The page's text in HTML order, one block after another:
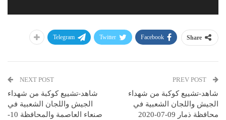
Share
Facebook
Twitter
Telegram
شاهد-تشييع كوكبة من شهداء
الجيش واللجان الشعبية في
محافظة ذمار 09-07-2020
NEXT POST
شاهد-تشييع كوكبة من شهداء
الجيش واللجان الشعبية في
صنعاء العاصمة والمحافظة 10-